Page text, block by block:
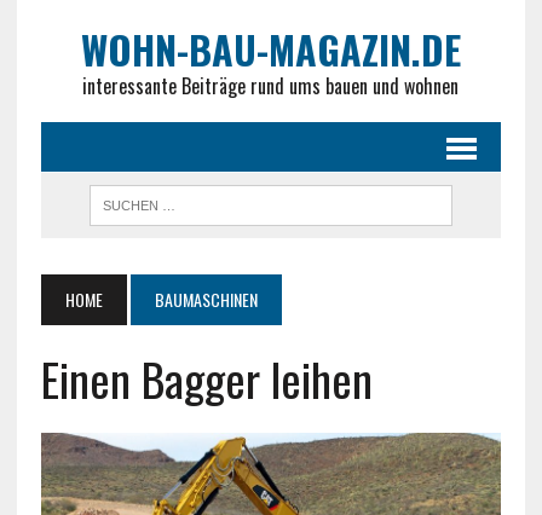
WOHN-BAU-MAGAZIN.DE
interessante Beiträge rund ums bauen und wohnen
HOME BAUMASCHINEN
Einen Bagger leihen